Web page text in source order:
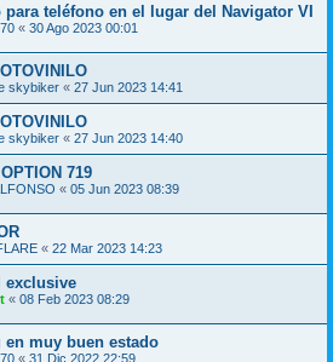
teléfono en el lugar del Navigator VI
« 30 Ago 2023 00:01
skybiker « 27 Jun 2023 14:41
skybiker « 27 Jun 2023 14:40
719
« 05 Jun 2023 08:39
« 22 Mar 2023 14:23
exclusive
« 08 Feb 2023 08:29
muy buen estado
« 31 Dic 2022 22:59